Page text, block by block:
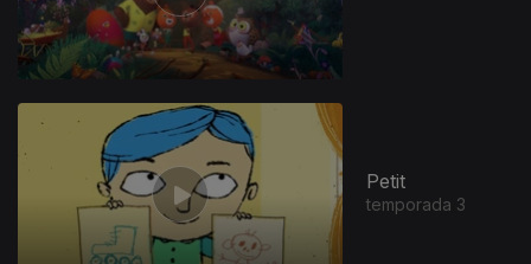
Petit
temporada 3